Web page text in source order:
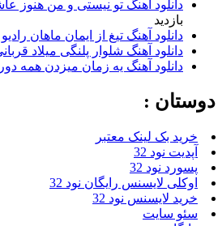
دانلود آهنگ تو نیستی و من هنوز
بازدید
دانلود آهنگ تیغ از ایمان ماهان
دانلود آهنگ شلوار پلنگی میلاد
دانلود آهنگ یه زمان میزدن همه
دوستان :
خرید بک لینک معتبر
آپدیت نود 32
پسورد نود 32
اوکلی لایسنس رایگان نود 32
خرید لایسنس نود 32
سئو سایت